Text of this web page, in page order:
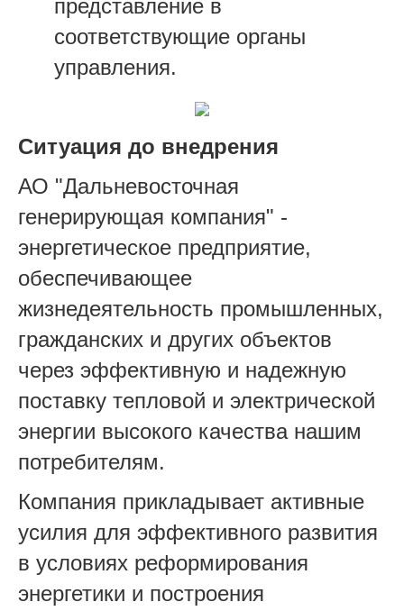
представление в
соответствующие органы
управления.
Ситуация до внедрения
АО "Дальневосточная
генерирующая компания" -
энергетическое предприятие,
обеспечивающее
жизнедеятельность промышленных,
гражданских и других объектов
через эффективную и надежную
поставку тепловой и электрической
энергии высокого качества нашим
потребителям.
Компания прикладывает активные
усилия для эффективного развития
в условиях реформирования
энергетики и построения